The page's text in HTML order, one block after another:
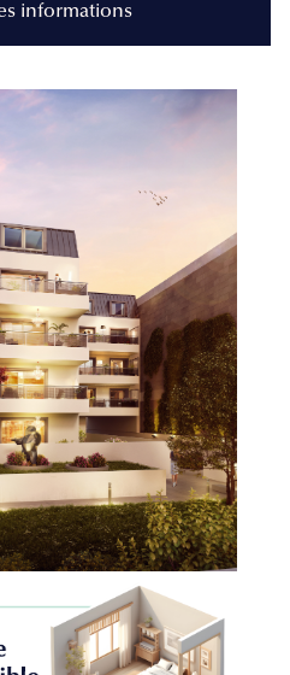
informations